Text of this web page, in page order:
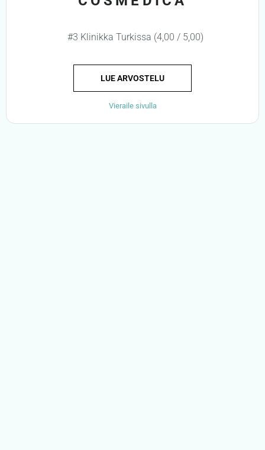
#3 Klinikka Turkissa (4,00 / 5,00)
LUE ARVOSTELU
Vieraile sivulla